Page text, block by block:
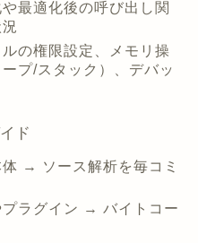
最適化後の呼び出し関
の権限設定、メモリ操
プ/スタック）、デバッ
ド
→ ソース解析を毎コミ
ラグイン → バイトコー